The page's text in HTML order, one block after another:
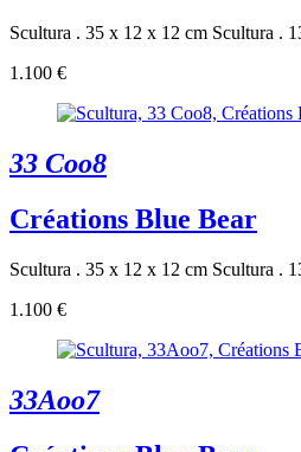
Scultura . 35 x 12 x 12 cm Scultura .
1.100 €
33 Coo8
Créations Blue Bear
Scultura . 35 x 12 x 12 cm Scultura .
1.100 €
33Aoo7